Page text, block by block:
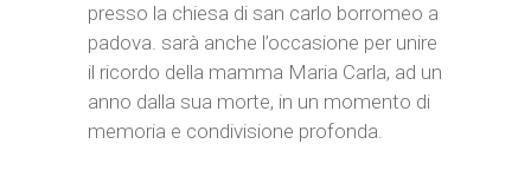
presso la chiesa di san carlo borromeo a
padova. sarà anche l’occasione per unire
il ricordo della mamma Maria Carla, ad un
anno dalla sua morte, in un momento di
memoria e condivisione profonda.